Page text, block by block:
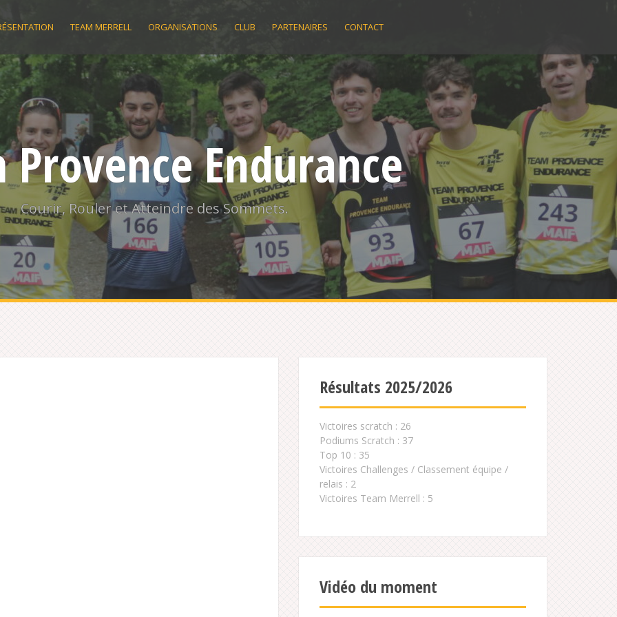
TEAM MERRELL ORGANISATIONS CLUB PARTENAIRES CONTACT
Provence Endurance
Courir, Rouler et Atteindre des Sommets.
Résultats 2025/2026
Victoires scratch : 26
Podiums Scratch : 37
Top 10 : 35
Victoires Challenges / Classement équipe /
relais : 2
Victoires Team Merrell : 5
Vidéo du moment